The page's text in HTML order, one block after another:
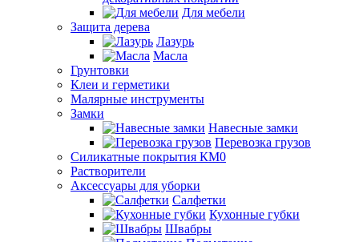
Для мебели
Защита дерева
Лазурь
Масла
Грунтовки
Клеи и герметики
Малярные инструменты
Замки
Навесные замки
Перевозка грузов
Силикатные покрытия КМ0
Растворители
Аксессуары для уборки
Салфетки
Кухонные губки
Швабры